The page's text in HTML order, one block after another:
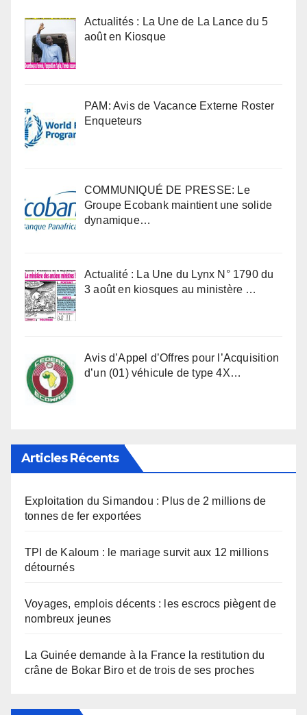
Actualités : La Une de La Lance du 5
août en Kiosque
PAM: Avis de Vacance Externe Roster
Enqueteurs
COMMUNIQUÉ DE PRESSE: Le
Groupe Ecobank maintient une solide
dynamique…
Actualité : La Une du Lynx N° 1790 du
3 août en kiosques au ministère …
Avis d’Appel d’Offres pour l’Acquisition
d’un (01) véhicule de type 4X…
Articles Récents
Exploitation du Simandou : Plus de 2 millions de
tonnes de fer exportées
TPI de Kaloum : le mariage survit aux 12 millions
détournés
Voyages, emplois décents : les escrocs piègent de
nombreux jeunes
La Guinée demande à la France la restitution du
crâne de Bokar Biro et de trois de ses proches